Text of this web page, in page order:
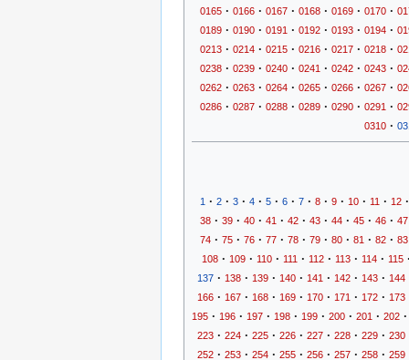
0165 · 0166 · 0167 · 0168 · 0169 · 0170 ·
0189 · 0190 · 0191 · 0192 · 0193 · 0194 ·
0213 · 0214 · 0215 · 0216 · 0217 · 0218 ·
0238 · 0239 · 0240 · 0241 · 0242 · 0243 ·
0262 · 0263 · 0264 · 0265 · 0266 · 0267 ·
0286 · 0287 · 0288 · 0289 · 0290 · 0291 ·
0310 ·
1 · 2 · 3 · 4 · 5 · 6 · 7 · 8 · 9 · 10 · 11 · 12 ·
38 · 39 · 40 · 41 · 42 · 43 · 44 · 45 · 46 · 47
74 · 75 · 76 · 77 · 78 · 79 · 80 · 81 · 82 · 83
108 · 109 · 110 · 111 · 112 · 113 · 114 · 115
137 · 138 · 139 · 140 · 141 · 142 · 143 · 144
166 · 167 · 168 · 169 · 170 · 171 · 172 · 173
195 · 196 · 197 · 198 · 199 · 200 · 201 · 202 ·
223 · 224 · 225 · 226 · 227 · 228 · 229 · 230
252 · 253 · 254 · 255 · 256 · 257 · 258 · 259